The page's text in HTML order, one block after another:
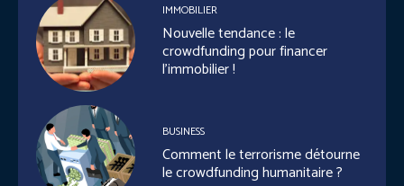
IMMOBILIER
Nouvelle tendance : le
crowdfunding pour financer
l’immobilier !
BUSINESS
Comment le terrorisme détourne
le crowdfunding humanitaire ?